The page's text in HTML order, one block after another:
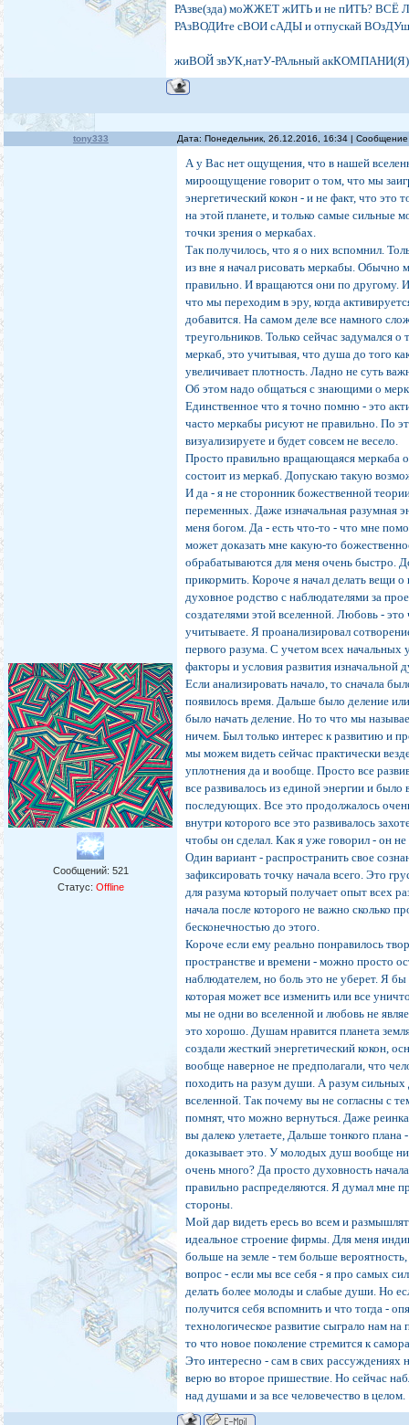
РАзве(зда) моЖЖЕТ жИТЬ и не пИТЬ? ВСЁ
РАзВОДИте сВОИ сАДЫ и отпускай
жиВОЙ звУК,натУ-РАльный
tony333 Дата: Понедельник, 26.12.2016, 16:34 |
Сообщений: 521
Статус: Offline
А у Вас нет ощущения, что в нашей
мироощущение говорит о том, что мы
энергетический кокон - и не факт, что
на этой планете, и только самые сильные
точки зрения о меркабах.
Так получилось, что я о них вспомнил.
из вне я начал рисовать меркабы.
правильно. И вращаются они по другому.
что мы переходим в эру, когда
добавится. На самом деле все намного
треугольников. Только сейчас задумался
меркаб, это учитывая, что душа до того
увеличивает плотность. Ладно не суть
Об этом надо общаться с знающими о
Единственное что я точно помню - это
часто меркабы рисуют не правильно. По
визуализируете и будет совсем не весело.
Просто правильно вращающаяся меркаба
состоит из меркаб. Допускаю такую
И да - я не сторонник божественной
переменных. Даже изначальная разумная
меня богом. Да - есть что-то - что мне
может доказать мне какую-то
обрабатываются для меня очень быстро.
прикормить. Короче я начал делать вещи
духовное родство с наблюдателями за
создателями этой вселенной. Любовь -
учитываете. Я проанализировал
первого разума. С учетом всех начальных
факторы и условия развития изначальной
Если анализировать начало, то сначала
появилось время. Дальше было деление
было начать деление. Но то что мы
ничем. Был только интерес к развитию и
мы можем видеть сейчас практически
уплотнения да и вообще. Просто все
все развивалось из единой энергии и
последующих. Все это продолжалось
внутри которого все это развивалось
чтобы он сделал. Как я уже говорил - он
Один вариант - распространить свое
зафиксировать точку начала всего. Это
для разума который получает опыт всех
начала после которого не важно сколько
бесконечностью до этого.
Короче если ему реально понравилось
пространстве и времени - можно просто
наблюдателем, но боль это не уберет. Я
которая может все изменить или все
мы не одни во вселенной и любовь не
это хорошо. Душам нравится планета
создали жесткий энергетический кокон,
вообще наверное не предполагали, что
походить на разум души. А разум
вселенной. Так почему вы не согласны с
помнят, что можно вернуться. Даже
вы далеко улетаете, Дальше тонкого
доказывает это. У молодых душ вообще
очень много? Да просто духовность
правильно распределяются. Я думал мне
стороны.
Мой дар видеть ересь во всем и
идеальное строение фирмы. Для меня
больше на земле - тем больше
вопрос - если мы все себя - я про самых
делать более молоды и слабые души. Но
получится себя вспомнить и что тогда -
технологическое развитие сыграло нам
то что новое поколение стремится к
Это интересно - сам в свих
верю во второе пришествие. Но сейчас
над душами и за все человечество в целом.